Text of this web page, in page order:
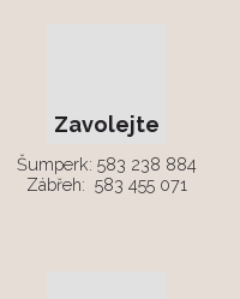
Zavolejte
Šumperk: 583 238 884
Zábřeh: 583 455 071